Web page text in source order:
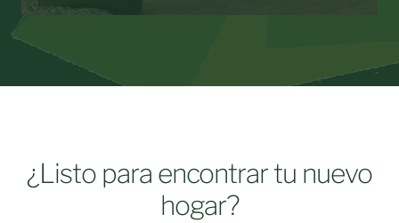
¿Listo para encontrar tu nuevo
hogar?